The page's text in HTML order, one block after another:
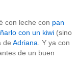
con leche con pan
con un kiwi (sino
de Adriana . Y ya con
de un buen